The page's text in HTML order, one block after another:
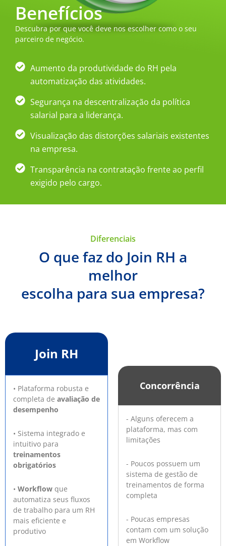
Benefícios
Descubra por que você deve nos escolher como o seu
parceiro de negócio.
Aumento da produtividade do RH pela
automatização das atividades.
Segurança na descentralização da política
salarial para a liderança.
Visualização das distorções salariais existentes
na empresa.
Transparência na contratação frente ao perfil
exigido pelo cargo.
Diferenciais
O que faz do Join RH a
melhor
escolha para sua empresa?
Join RH
• Plataforma robusta e
completa de avaliação de
desempenho
• Sistema integrado e
intuitivo para
treinamentos
obrigatórios
• Workflow que
automatiza seus fluxos
de trabalho para um RH
mais eficiente e
produtivo
Concorrência
- Alguns oferecem a
plataforma, mas com
limitações
- Poucos possuem um
sistema de gestão de
treinamentos de forma
completa
- Poucas empresas
contam com um solução
em Workflow